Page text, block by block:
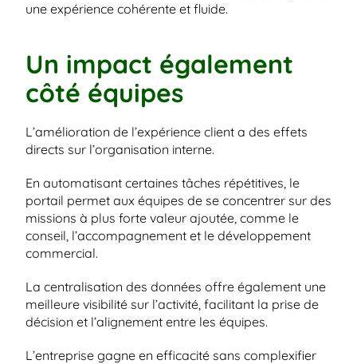
une expérience cohérente et fluide.
Un impact également
côté équipes
L’amélioration de l’expérience client a des effets
directs sur l’organisation interne.
En automatisant certaines tâches répétitives, le
portail permet aux équipes de se concentrer sur des
missions à plus forte valeur ajoutée, comme le
conseil, l’accompagnement et le développement
commercial.
La centralisation des données offre également une
meilleure visibilité sur l’activité, facilitant la prise de
décision et l’alignement entre les équipes.
L’entreprise gagne en efficacité sans complexifier